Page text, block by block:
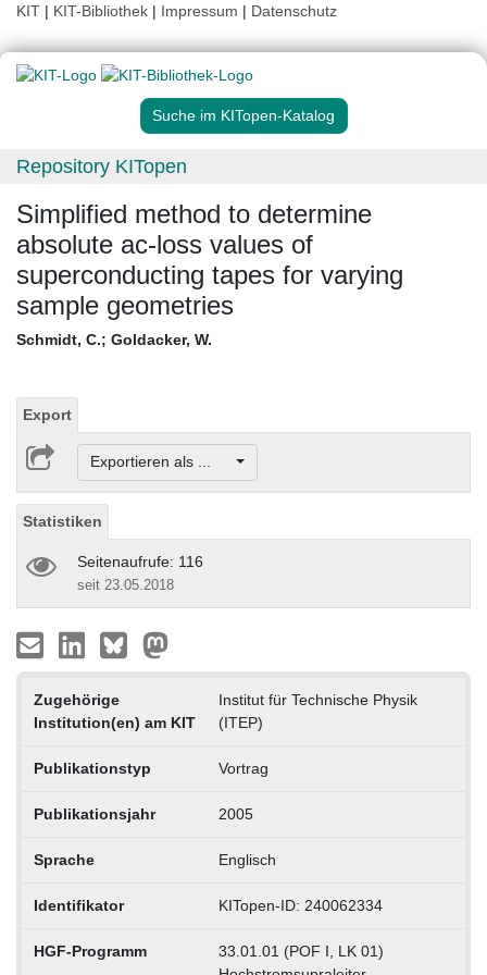
KIT | KIT-Bibliothek | Impressum | Datenschutz
Suche im KITopen-Katalog
Repository KITopen
Simplified method to determine
absolute ac-loss values of
superconducting tapes for varying
sample geometries
Schmidt, C.; Goldacker, W.
Export
Exportieren als ...
Statistiken
Seitenaufrufe: 116
seit 23.05.2018
Zugehörige
Institution(en) am KIT
Institut für Technische Physik
(ITEP)
Publikationstyp Vortrag
Publikationsjahr 2005
Sprache Englisch
Identifikator KITopen-ID: 240062334
HGF-Programm
33.01.01 (POF I, LK 01)